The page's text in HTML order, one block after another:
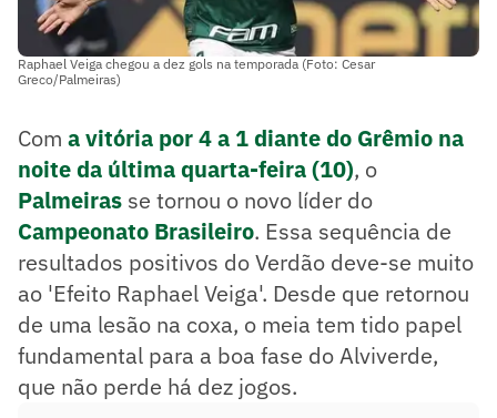
Raphael Veiga chegou a dez gols na temporada (Foto: Cesar
Greco/Palmeiras)
Com a vitória por 4 a 1 diante do Grêmio na
noite da última quarta-feira (10), o
Palmeiras se tornou o novo líder do
Campeonato Brasileiro. Essa sequência de
resultados positivos do Verdão deve-se muito
ao 'Efeito Raphael Veiga'. Desde que retornou
de uma lesão na coxa, o meia tem tido papel
fundamental para a boa fase do Alviverde,
que não perde há dez jogos.